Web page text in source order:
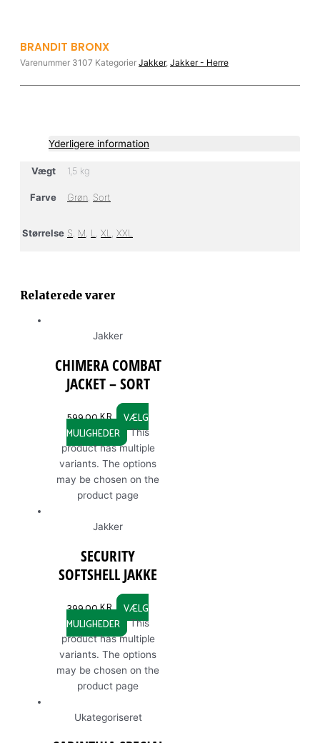
BRANDIT BRONX
Varenummer 3107 Kategorier Jakker, Jakker - Herre
Yderligere information
Vægt 1,5 kg
Farve Grøn Sort
Størrelse S M L XL XXL
Relaterede varer
Jakker
CHIMERA COMBAT
JACKET – SORT
599,00KR.
VÆLG
MULIGHEDER
This
product has multiple
variants. The options
may be chosen on the
product page
Jakker
SECURITY
SOFTSHELL JAKKE
399,00KR.
VÆLG
MULIGHEDER
This
product has multiple
variants. The options
may be chosen on the
product page
Ukategoriseret